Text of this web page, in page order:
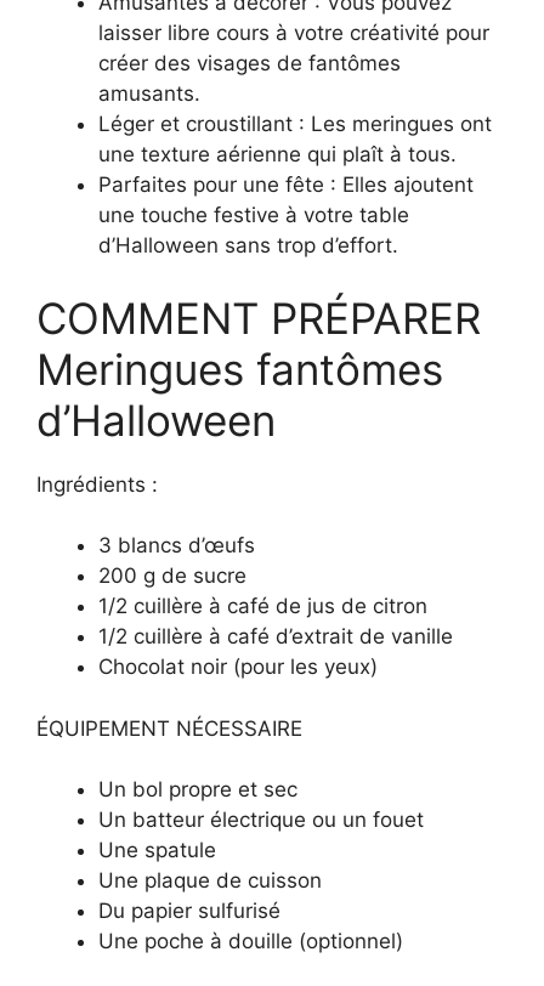
laisser libre cours à votre créativité pour
créer des visages de fantômes
amusants.
Léger et croustillant : Les meringues ont
une texture aérienne qui plaît à tous.
Parfaites pour une fête : Elles ajoutent
une touche festive à votre table
d’Halloween sans trop d’effort.
COMMENT PRÉPARER
Meringues fantômes
d’Halloween
Ingrédients :
3 blancs d’œufs
200 g de sucre
1/2 cuillère à café de jus de citron
1/2 cuillère à café d’extrait de vanille
Chocolat noir (pour les yeux)
ÉQUIPEMENT NÉCESSAIRE
Un bol propre et sec
Un batteur électrique ou un fouet
Une spatule
Une plaque de cuisson
Du papier sulfurisé
Une poche à douille (optionnel)